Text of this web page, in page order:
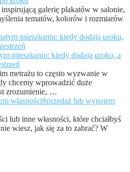
galerię plakatów w salonie,
tematów, kolorów i rozmiarów
mieszkaniu: kiedy dodają uroku, a
metrażu to często wyzwanie w
chcemy wprowadzić duże
zrozumienie, …
Sprzedaż lub wynajem
lub inne własności, które chciałbyś
wiesz, jak się za to zabrać? W